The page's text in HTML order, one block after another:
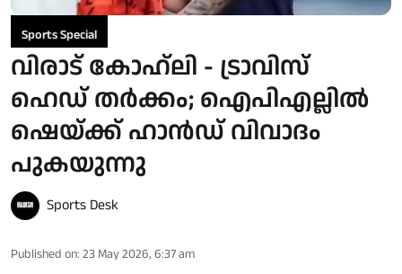
Sports Special
വിരാട് കോഹ്‌ലി - ട്രാവിസ്
ഹെഡ് തർക്കം; ഐപിഎല്ലിൽ
ഷെയ്ക്ക് ഹാന്‍ഡ് വിവാദം
പുകയുന്നു
Sports Desk
Published on: 23 May 2026, 6:37 am